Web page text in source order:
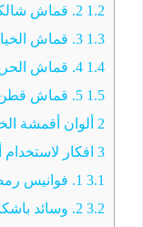
1.2
1.3
1.4
1.5
2 ألوان أقمشة
3 افكار لاستخدام
3.1
3.2